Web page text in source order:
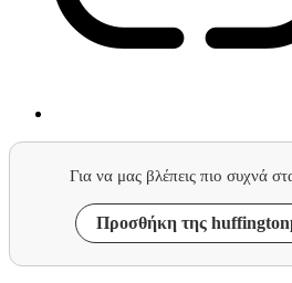
Για να μας βλέπεις πιο συχνά
Προσθήκη της